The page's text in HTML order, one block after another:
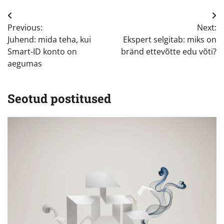
Navigeerimine
Previous:
Juhend: mida teha, kui
Smart-ID konto on
aegumas
Next:
Ekspert selgitab: miks on
bränd ettevõtte edu võti?
Seotud postitused